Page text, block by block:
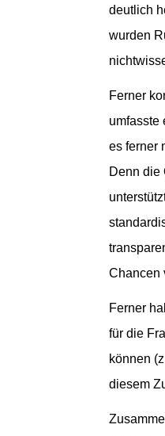
deutlich
wurden
Ferner
umfasste
es ferner
Denn die
Chancen
Ferner
für die
können
diesem